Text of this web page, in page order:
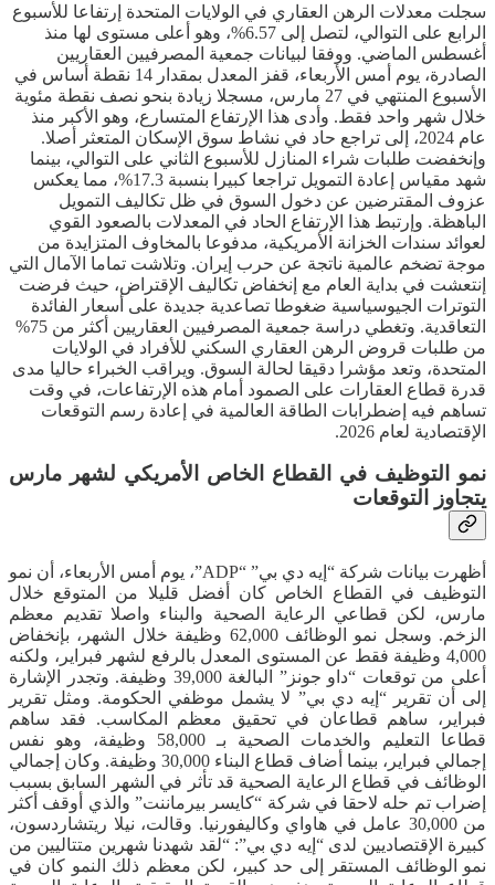
سجلت معدلات الرهن العقاري في الولايات المتحدة إرتفاعا للأسبوع
الرابع على التوالي، لتصل إلى 6.57%، وهو أعلى مستوى لها منذ
أغسطس الماضي. ووفقا لبيانات جمعية المصرفيين العقاريين
الصادرة، يوم أمس الأربعاء، قفز المعدل بمقدار 14 نقطة أساس في
الأسبوع المنتهي في 27 مارس، مسجلا زيادة بنحو نصف نقطة مئوية
خلال شهر واحد فقط. وأدى هذا الإرتفاع المتسارع، وهو الأكبر منذ
عام 2024، إلى تراجع حاد في نشاط سوق الإسكان المتعثر أصلا.
وإنخفضت طلبات شراء المنازل للأسبوع الثاني على التوالي، بينما
شهد مقياس إعادة التمويل تراجعا كبيرا بنسبة 17.3%، مما يعكس
عزوف المقترضين عن دخول السوق في ظل تكاليف التمويل
الباهظة. وإرتبط هذا الإرتفاع الحاد في المعدلات بالصعود القوي
لعوائد سندات الخزانة الأمريكية، مدفوعا بالمخاوف المتزايدة من
موجة تضخم عالمية ناتجة عن حرب إيران. وتلاشت تماما الآمال التي
إنتعشت في بداية العام مع إنخفاض تكاليف الإقتراض، حيث فرضت
التوترات الجيوسياسية ضغوطا تصاعدية جديدة على أسعار الفائدة
التعاقدية. وتغطي دراسة جمعية المصرفيين العقاريين أكثر من 75%
من طلبات قروض الرهن العقاري السكني للأفراد في الولايات
المتحدة، وتعد مؤشرا دقيقا لحالة السوق. ويراقب الخبراء حاليا مدى
قدرة قطاع العقارات على الصمود أمام هذه الإرتفاعات، في وقت
تساهم فيه إضطرابات الطاقة العالمية في إعادة رسم التوقعات
الإقتصادية لعام 2026.
نمو التوظيف في القطاع الخاص الأمريكي لشهر مارس
يتجاوز التوقعات
أظهرت بيانات شركة “إيه دي بي” “ADP”، يوم أمس الأربعاء، أن نمو
التوظيف في القطاع الخاص كان أفضل قليلا من المتوقع خلال
مارس، لكن قطاعي الرعاية الصحية والبناء واصلا تقديم معظم
الزخم. وسجل نمو الوظائف 62,000 وظيفة خلال الشهر، بإنخفاض
4,000 وظيفة فقط عن المستوى المعدل بالرفع لشهر فبراير، ولكنه
أعلى من توقعات “داو جونز” البالغة 39,000 وظيفة. وتجدر الإشارة
إلى أن تقرير “إيه دي بي” لا يشمل موظفي الحكومة. ومثل تقرير
فبراير، ساهم قطاعان في تحقيق معظم المكاسب. فقد ساهم
قطاعا التعليم والخدمات الصحية بـ 58,000 وظيفة، وهو نفس
إجمالي فبراير، بينما أضاف قطاع البناء 30,000 وظيفة. وكان إجمالي
الوظائف في قطاع الرعاية الصحية قد تأثر في الشهر السابق بسبب
إضراب تم حله لاحقا في شركة “كايسر بيرماننت” والذي أوقف أكثر
من 30,000 عامل في هاواي وكاليفورنيا. وقالت، نيلا ريتشاردسون،
كبيرة الإقتصاديين لدى “إيه دي بي”: “لقد شهدنا شهرين متتاليين من
نمو الوظائف المستقر إلى حد كبير، لكن معظم ذلك النمو كان في